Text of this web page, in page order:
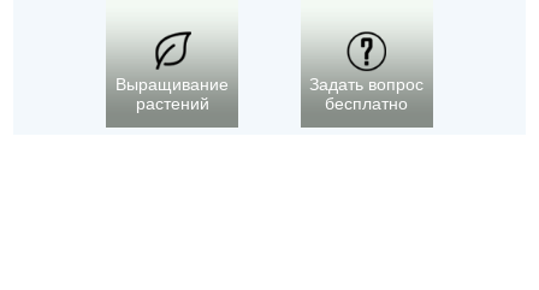
Выращивание
растений
Задать вопрос
бесплатно